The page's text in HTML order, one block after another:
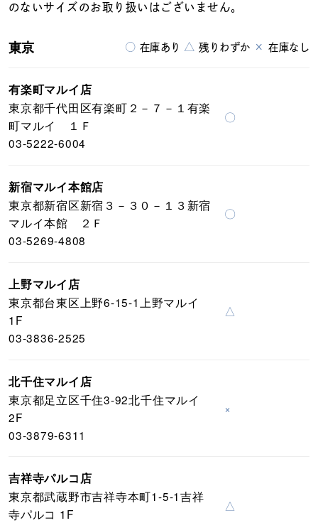
のないサイズのお取り扱いはございません。
○ 在庫あり △ 残りわずか × 在庫なし
東京
有楽町マルイ店
東京都千代田区有楽町２－７－１有楽
町マルイ １Ｆ
03-5222-6004
〇
新宿マルイ本館店
東京都新宿区新宿３－３０－１３新宿
マルイ本館 ２Ｆ
03-5269-4808
〇
上野マルイ店
東京都台東区上野6-15-1上野マルイ
1F
03-3836-2525
△
北千住マルイ店
東京都足立区千住3-92北千住マルイ
2F
03-3879-6311
×
吉祥寺パルコ店
東京都武蔵野市吉祥寺本町1-5-1吉祥
寺パルコ 1F
△